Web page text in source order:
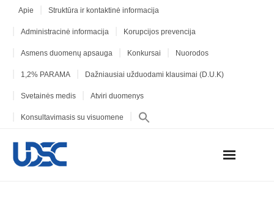
Apie Struktūra ir kontaktinė informacija
Administracinė informacija Korupcijos prevencija
Asmens duomenų apsauga Konkursai Nuorodos
1,2% PARAMA Dažniausiai užduodami klausimai (D.U.K)
Svetainės medis Atviri duomenys
Konsultavimasis su visuomene